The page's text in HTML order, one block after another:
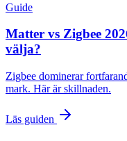
Guide
Matter vs Zigbee
välja?
Zigbee dominerar
mark. Här är skillnaden.
Läs guiden